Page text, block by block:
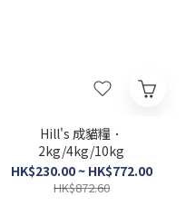
Hill's 成貓糧．
2kg/4kg/10kg
HK$230.00 ~ HK$772.00
HK$872.60